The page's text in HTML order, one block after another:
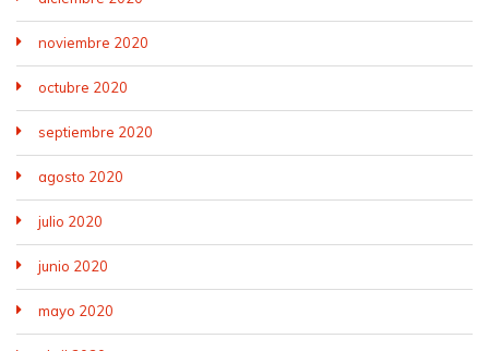
noviembre 2020
octubre 2020
septiembre 2020
agosto 2020
julio 2020
junio 2020
mayo 2020